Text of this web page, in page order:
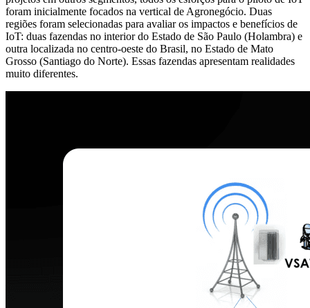
foram inicialmente focados na vertical de Agronegócio. Duas
regiões foram selecionadas para avaliar os impactos e benefícios de
IoT: duas fazendas no interior do Estado de São Paulo (Holambra) e
outra localizada no centro-oeste do Brasil, no Estado de Mato
Grosso (Santiago do Norte). Essas fazendas apresentam realidades
muito diferentes.